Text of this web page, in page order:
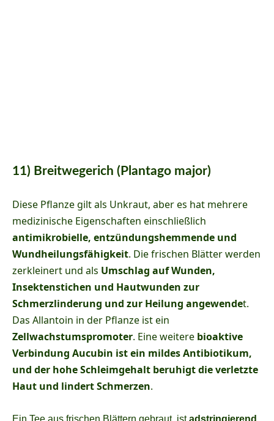
11) Breitwegerich (Plantago major)
Diese Pflanze gilt als Unkraut, aber es hat mehrere
medizinische Eigenschaften einschließlich
antimikrobielle, entzündungshemmende und
Wundheilungsfähigkeit. Die frischen Blätter werden
zerkleinert und als Umschlag auf Wunden,
Insektenstichen und Hautwunden zur
Schmerzlinderung und zur Heilung angewendet.
Das Allantoin in der Pflanze ist ein
Zellwachstumspromoter. Eine weitere bioaktive
Verbindung Aucubin ist ein mildes Antibiotikum,
und der hohe Schleimgehalt beruhigt die verletzte
Haut und lindert Schmerzen.
Ein Tee aus frischen Blättern gebraut, istadstringierend